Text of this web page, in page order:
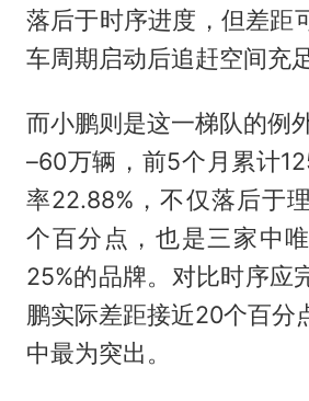
落后于时序进度，但差距
车周期启动后追赶空间充足
而小鹏则是这一梯队的例
–60万辆，前5个月累计
率22.88%，不仅落后于
个百分点，也是三家中
25%的品牌。对比时序应
鹏实际差距接近20个百分
中最为突出。